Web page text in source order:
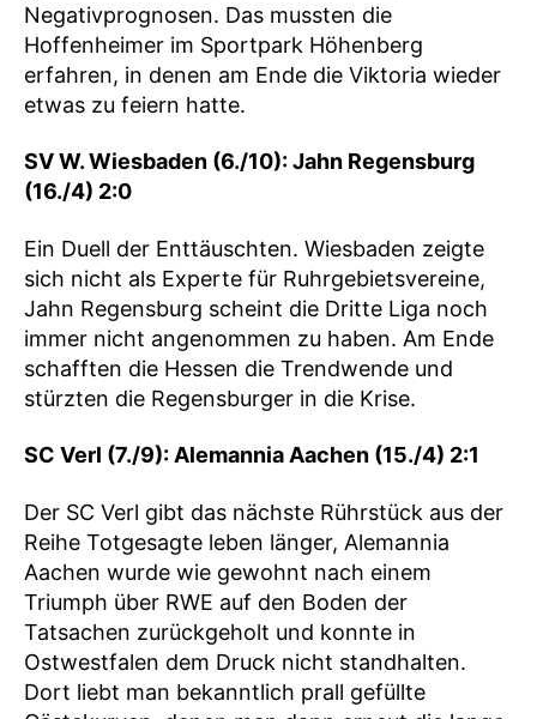
Negativprognosen. Das mussten die
Hoffenheimer im Sportpark Höhenberg
erfahren, in denen am Ende die Viktoria wieder
etwas zu feiern hatte.
SV W. Wiesbaden (6./10): Jahn Regensburg
(16./4) 2:0
Ein Duell der Enttäuschten. Wiesbaden zeigte
sich nicht als Experte für Ruhrgebietsvereine,
Jahn Regensburg scheint die Dritte Liga noch
immer nicht angenommen zu haben. Am Ende
schafften die Hessen die Trendwende und
stürzten die Regensburger in die Krise.
SC Verl (7./9): Alemannia Aachen (15./4) 2:1
Der SC Verl gibt das nächste Rührstück aus der
Reihe Totgesagte leben länger, Alemannia
Aachen wurde wie gewohnt nach einem
Triumph über RWE auf den Boden der
Tatsachen zurückgeholt und konnte in
Ostwestfalen dem Druck nicht standhalten.
Dort liebt man bekanntlich prall gefüllte